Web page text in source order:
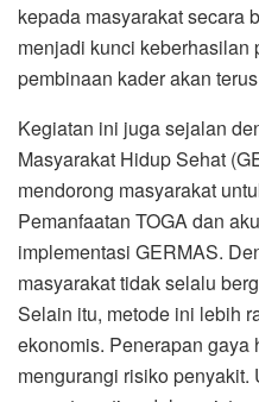
kepada masyarakat secara
menjadi kunci keberhasilan
pembinaan kader akan
Kegiatan ini juga sejalan
Masyarakat Hidup Sehat
mendorong masyarakat
Pemanfaatan TOGA dan
implementasi GERMAS.
masyarakat tidak selalu
Selain itu, metode ini lebih
ekonomis. Penerapan
mengurangi risiko penyakit.